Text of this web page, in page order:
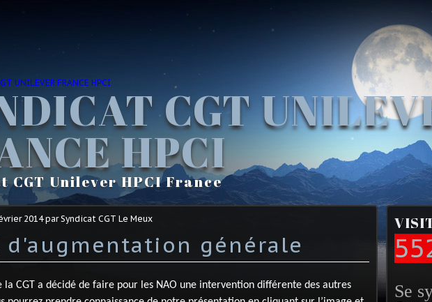
CGT
HPCI
CGT Unilever HPCI France
2014par Syndicat CGT Le Meux
d'augmentation générale
la CGT a décidé de faire pour les NAO une intervention différente des autres
Se